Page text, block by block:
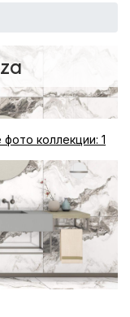
фото коллекции: 1